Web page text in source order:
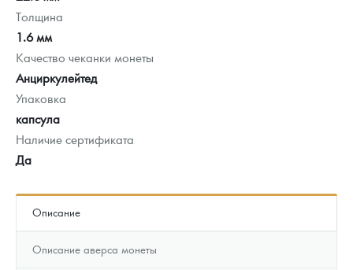
Толщина
1.6 мм
Качество чеканки монеты
Анциркулейтед
Упаковка
капсула
Наличие сертификата
Да
Описание
Описание аверса монеты